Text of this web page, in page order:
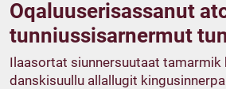
Oqaluuserisassanut
tunniussisarnermut
Ilaasortat siunnersuutaat tamarmik
danskisuullu allallugit